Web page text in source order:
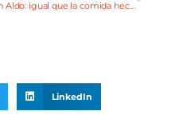
Don Aldo: igual que la comida hecha en casa
LinkedIn